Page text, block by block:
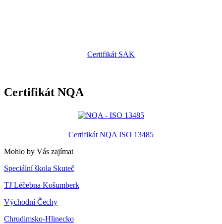
Certifikát SAK
Certifikát NQA
Certifikát NQA ISO 13485
Mohlo by Vás zajímat
Speciální škola Skuteč
TJ Léčebna Košumberk
Východní Čechy
Chrudimsko-Hlinecko